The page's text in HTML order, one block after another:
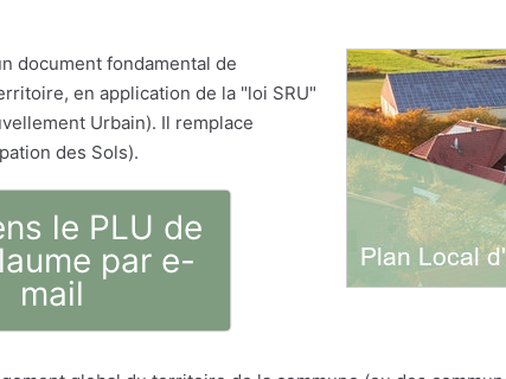
document fondamental de
en application de la "loi SRU"
Urbain). Il remplace
des Sols).
le PLU de
par e-
mail